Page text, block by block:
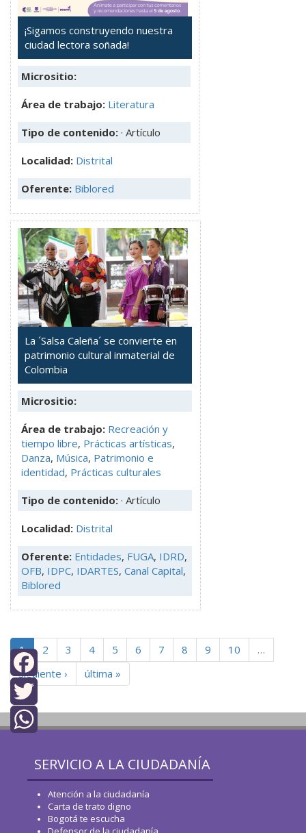
¡Sigamos construyendo nuestra
ciudad lectora soñada!
Micrositio:
Área de trabajo: Literatura
Tipo de contenido: · Artículo
Localidad: Distrital
Oferente: Biblored
La ´Salsa Caleña´ se convierte en
patrimonio cultural inmaterial de
Colombia
Micrositio:
Área de trabajo: Recreación y
tiempo libre, Prácticas artísticas,
Danza, Música, Patrimonio e
identidad, Prácticas culturales
Tipo de contenido: · Artículo
Localidad: Distrital
Oferente: Entidades, FUGA, IDRD,
OFB, IDPC, IDARTES, Canal Capital,
Biblored
1 2 3 4 5 6 7 8 9 10
…
siguiente ›
última »
Facebook
Twitter
top
SERVICIO A LA CIUDADANÍA
Atención a la ciudadanía
Carta de trato digno
Bogotá te escucha